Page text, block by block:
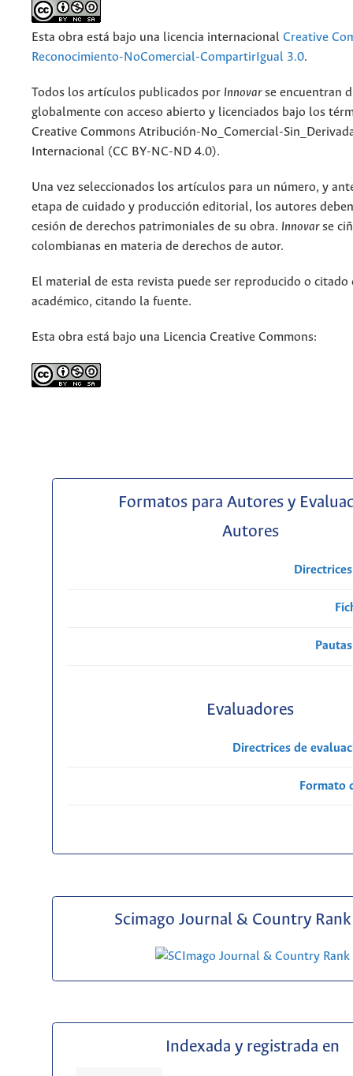
Esta obra está bajo una licencia internacional Creative
Reconocimiento-NoComercial-CompartirIgual 3.0.
Todos los artículos publicados por Innovarse encuentran
globalmente con acceso abierto y licenciados bajo los
Creative Commons Atribución-No_Comercial-
Internacional (CC BY-NC-ND 4.0).
Una vez seleccionados los artículos para un número, y
etapa de cuidado y producción editorial, los autores
cesión de derechos patrimoniales de su obra. Innovarse
colombianas en materia de derechos de autor.
El material de esta revista puede ser reproducido o citado
académico, citando la fuente.
Esta obra está bajo una Licencia Creative Commons:
Formatos para Autores y
Autores
Evaluadores
Directrices de
Formato
Scimago Journal & Country Rank
Indexada y registrada en